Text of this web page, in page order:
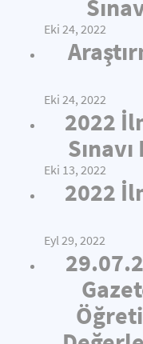
Eki 24, 2022
Eki 24, 2022
2022
Eki 13, 2022
2022
Eyl 29, 2022